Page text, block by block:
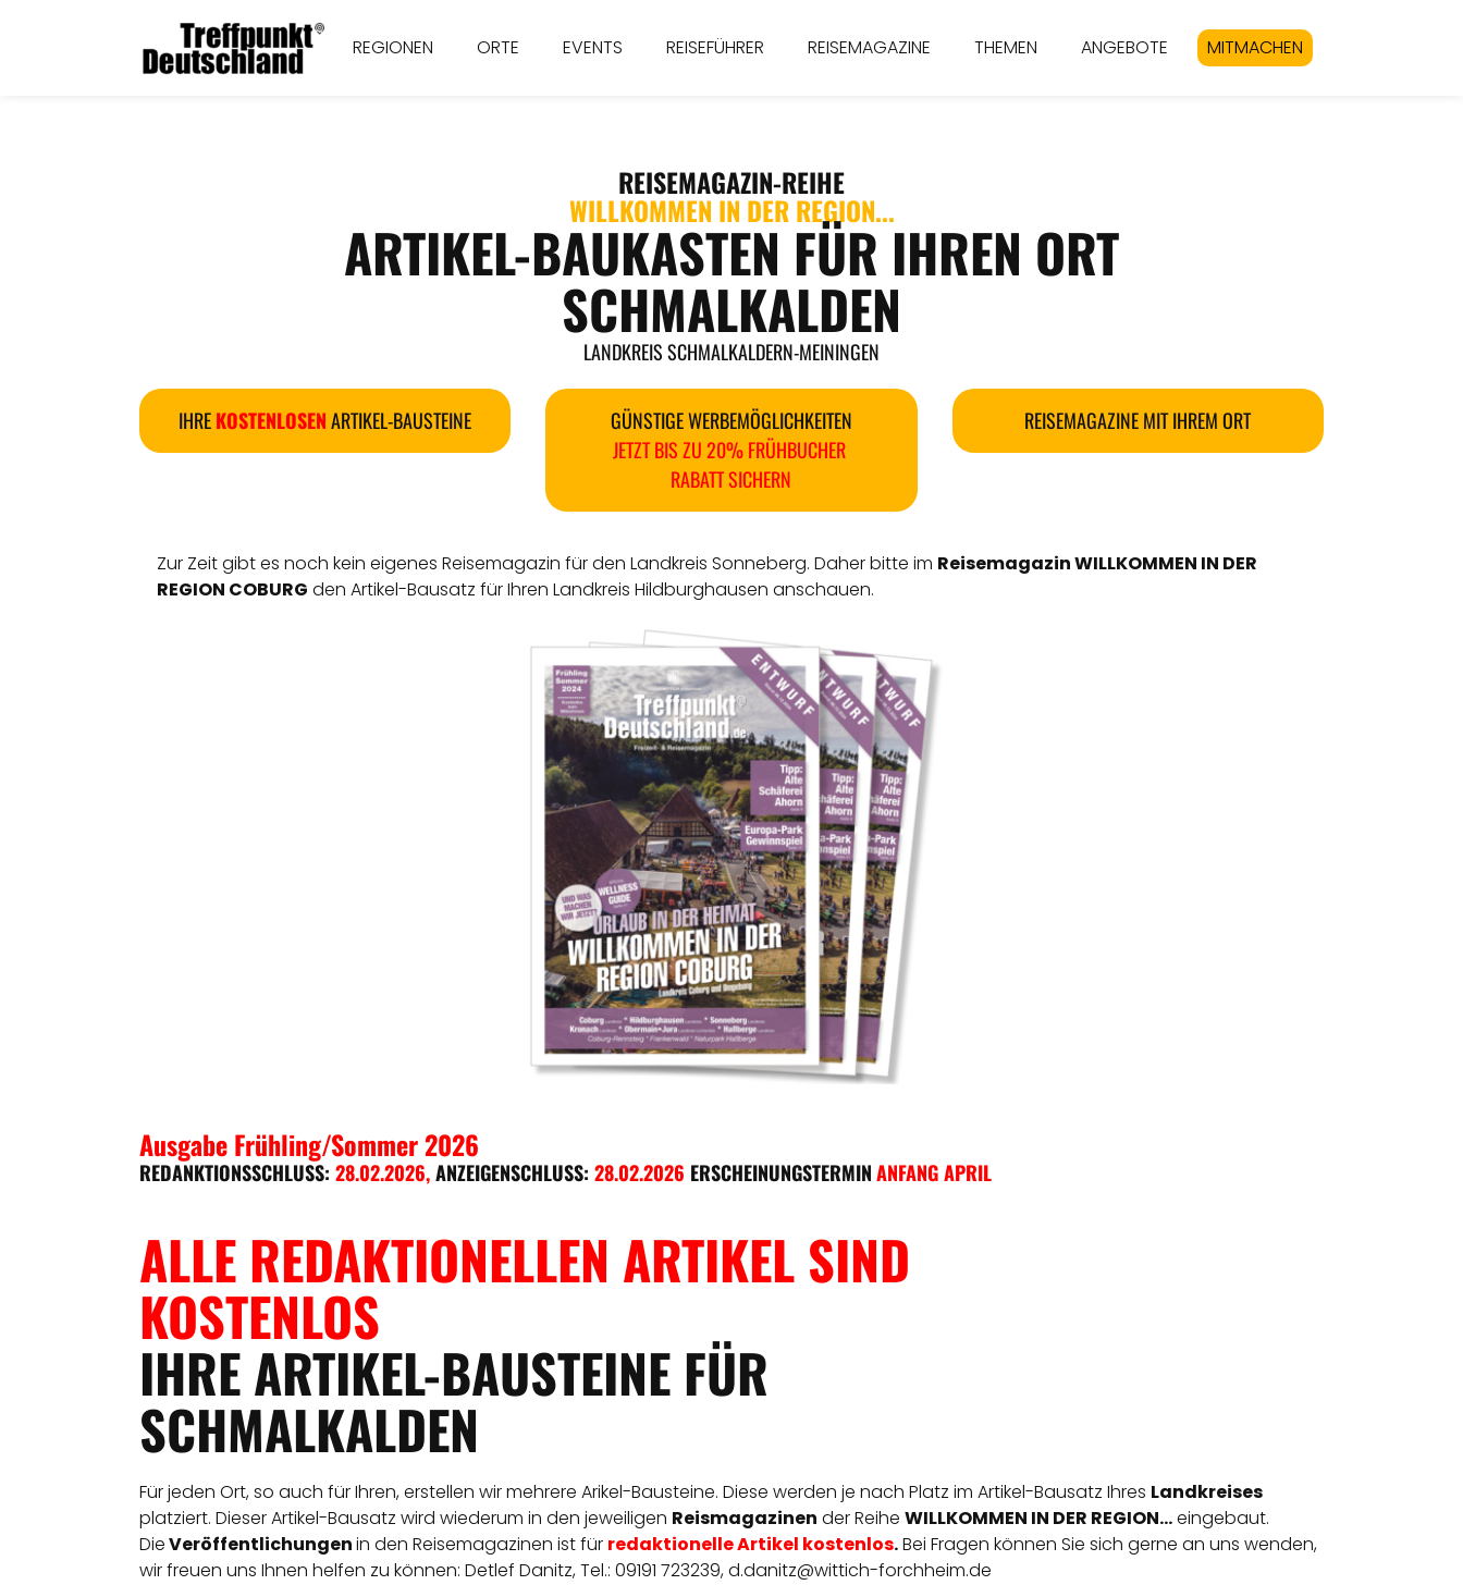
REGIONEN ORTE EVENTS REISEFÜHRER REISEMAGAZINE THEMEN ANGEBOTE MITMACHEN
REISEMAGAZIN-REIHE
WILLKOMMEN IN DER REGION...
ARTIKEL-BAUKASTEN FÜR IHREN ORT
SCHMALKALDEN
LANDKREIS SCHMALKALDERN-MEININGEN
IHREKOSTENLOSENARTIKEL-BAUSTEINE
GÜNSTIGE WERBEMÖGLICHKEITEN
JETZT BIS ZU 20% FRÜHBUCHER
RABATT SICHERN
REISEMAGAZINE MIT IHREM ORT
Zur Zeit gibt es noch kein eigenes Reisemagazin für den Landkreis Sonneberg. Daher bitte im Reisemagazin WILLKOMMEN IN DER
REGION COBURG den Artikel-Bausatz für Ihren Landkreis Hildburghausen anschauen.
Ausgabe Frühling/Sommer 2026
REDANKTIONSSCHLUSS: 28.02.2026,ANZEIGENSCHLUSS: 28.02.2026 ERSCHEINUNGSTERMINANFANG APRIL
ALLE REDAKTIONELLEN ARTIKEL SIND
KOSTENLOS
IHRE ARTIKEL-BAUSTEINE FÜR
SCHMALKALDEN
Für jeden Ort, so auch für Ihren, erstellen wir mehrere Arikel-Bausteine. Diese werden je nach Platz im Artikel-Bausatz Ihres Landkreises
platziert. Dieser Artikel-Bausatz wird wiederum in den jeweiligen Reismagazinen der Reihe WILLKOMMEN IN DER REGION...eingebaut.
DieVeröffentlichungenin den Reisemagazinen ist für redaktionelleArtikel kostenlos.Bei Fragen können Sie sich gerne an uns wenden,
wir freuen uns Ihnen helfen zu können: Detlef Danitz, Tel.: 09191 723239,d.danitz@wittich-forchheim.de